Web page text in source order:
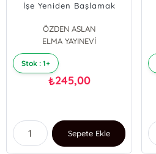
İşe Yeniden Başlamak
ÖZDEN ASLAN
ELMA YAYINEVİ
Stok : 1+
₺245,00
Sepete Ekle